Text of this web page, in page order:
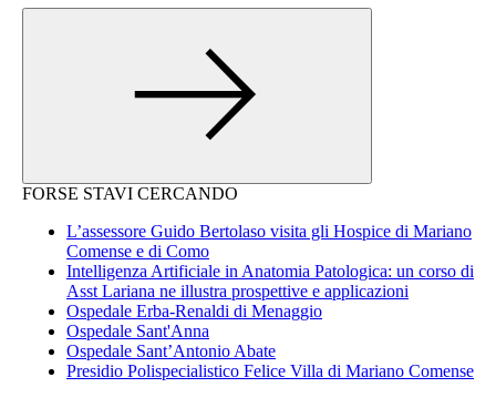
FORSE STAVI CERCANDO
L’assessore Guido Bertolaso visita gli Hospice di Mariano
Comense e di Como
Intelligenza Artificiale in Anatomia Patologica: un corso di
Asst Lariana ne illustra prospettive e applicazioni
Ospedale Erba-Renaldi di Menaggio
Ospedale Sant'Anna
Ospedale Sant’Antonio Abate
Presidio Polispecialistico Felice Villa di Mariano Comense